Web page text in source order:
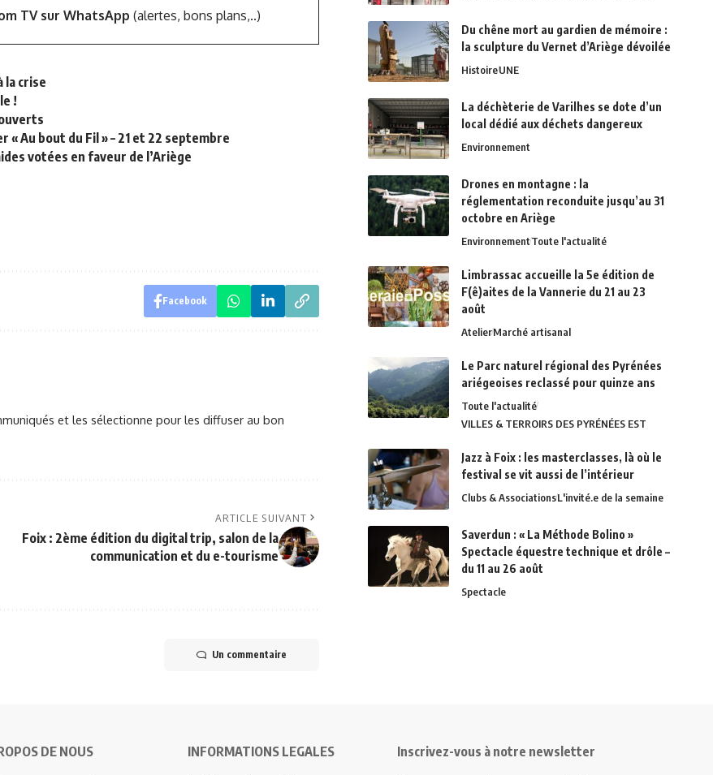
TV sur WhatsApp (alertes, bons plans,..)
la crise
!
Au bout du Fil » – 21 et 22 septembre
votées en faveur de l’Ariège
Facebook
et les sélectionne pour les diffuser au bon
ARTICLE SUIVANT
Foix : 2ème édition du digital trip, salon de la
communication et du e-tourisme
Un commentaire
Du chêne mort au gardien de mémoire :
la sculpture du Vernet d’Ariège dévoilée
HistoireUNE
La déchèterie de Varilhes se dote d’un
local dédié aux déchets dangereux
Environnement
Drones en montagne : la
réglementation reconduite jusqu’au 31
octobre en Ariège
EnvironnementToute l'actualité
Limbrassac accueille la 5e édition de
F(ê)aites de la Vannerie du 21 au 23
août
AtelierMarché artisanal
Le Parc naturel régional des Pyrénées
ariégeoises reclassé pour quinze ans
Toute l'actualité
VILLES & TERROIRS DES PYRÉNÉES EST
Jazz à Foix : les masterclasses, là où le
festival se vit aussi de l’intérieur
Clubs & AssociationsL'invité.e de la semaine
Saverdun : « La Méthode Bolino »
Spectacle équestre technique et drôle –
du 11 au 26 août
Spectacle
DE NOUS INFORMATIONS LEGALES Inscrivez-vous à notre newsletter